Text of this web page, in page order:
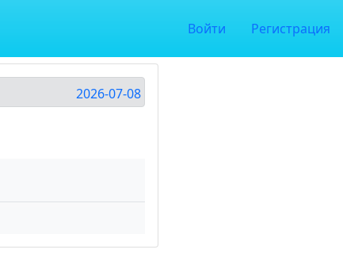
Войти Регистрация
2026-07-08